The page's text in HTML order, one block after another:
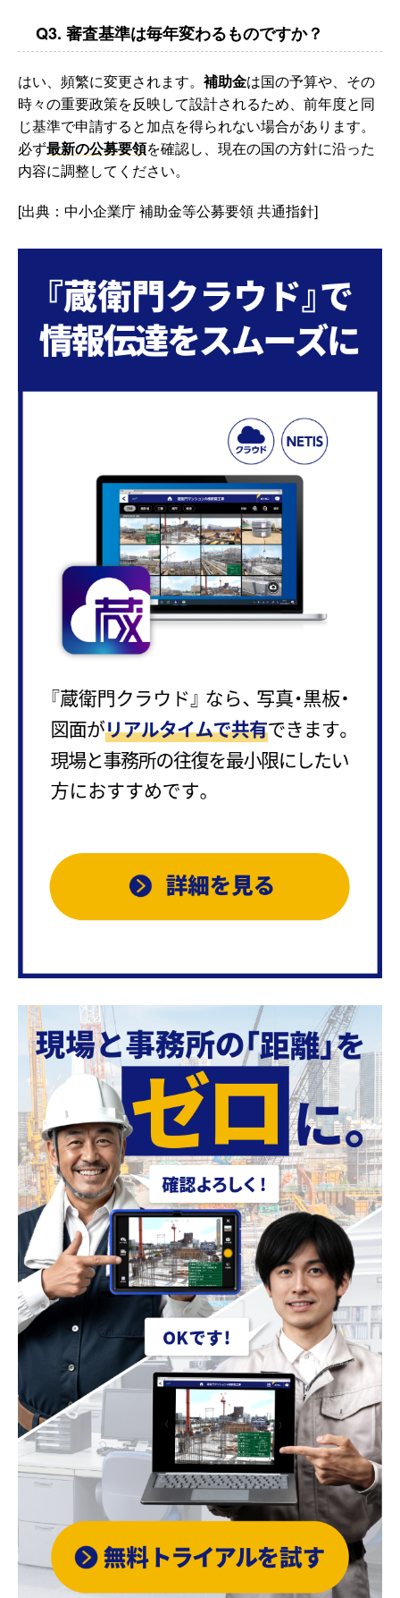
Q3. 審査基準は毎年変わるものですか？
はい、頻繁に変更されます。 補助金は国の予算や、その
時々の重要政策を反映して設計されるため、前年度と同
じ基準で申請すると加点を得られない場合があります。
必ず最新の公募要領を確認し、現在の国の方針に沿った
内容に調整してください。
[出典：中小企業庁 補助金等公募要領 共通指針]